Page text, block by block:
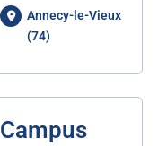
Annecy-le-Vieux
(74)
Campus